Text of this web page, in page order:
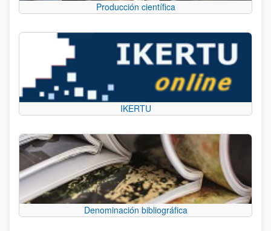
Producción científica
IKERTU
Denominación bibliográfica